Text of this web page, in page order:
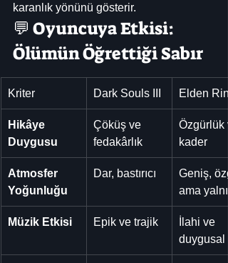
karanlık yönünü gösterir.
💬 Oyuncuya Etkisi:
Ölümün Öğrettiği Sabır
Kriter Dark Souls III Elden
Hikâye
Duygusu
Çöküş ve
fedakârlık
Özgürlük
kader
Atmosfer
Yoğunluğu
Dar, bastırıcı
Geniş,
ama yalnız
Müzik Etkisi Epik ve trajik
İlahi ve
duygusal